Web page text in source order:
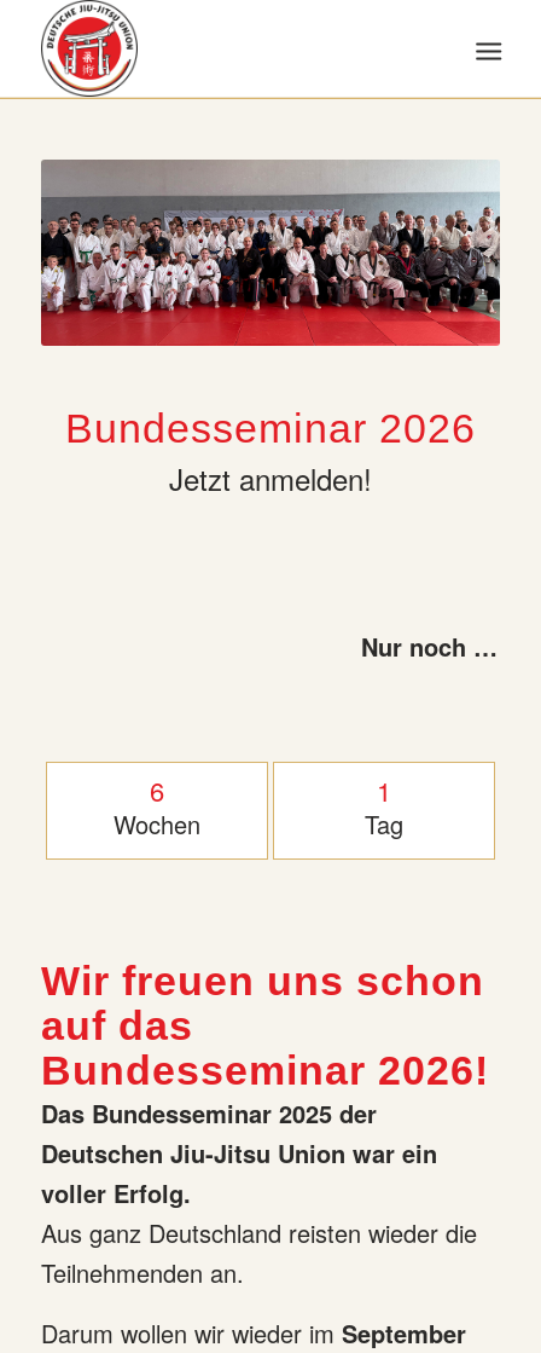
Bundesseminar 2026
Jetzt anmelden!
Nur noch …
6
Wochen
1
Tag
Wir freuen uns schon
auf das
Bundesseminar 2026!
Das Bundesseminar 2025 der
Deutschen Jiu-Jitsu Union war ein
voller Erfolg.
Aus ganz Deutschland reisten wieder die
Teilnehmenden an.
Darum wollen wir wieder im September